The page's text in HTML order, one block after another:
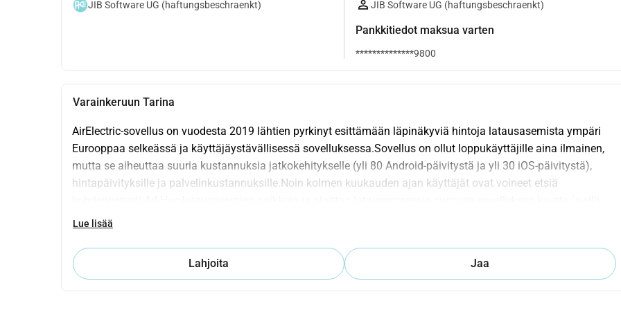
JIB Software UG (haftungsbeschraenkt) JIB Software UG (haftungsbeschraenkt)
Pankkitiedot maksua varten
**************9800
Varainkeruun Tarina
AirElectric-sovellus on vuodesta 2019 lähtien pyrkinyt esittämään läpinäkyviä hintoja latausasemista ympäri
Eurooppaa selkeässä ja käyttäjäystävällisessä sovelluksessa.Sovellus on ollut loppukäyttäjille aina ilmainen,
mutta se aiheuttaa suuria kustannuksia jatkokehitykselle (yli 80 Android-päivitystä ja yli 30 iOS-päivitystä),
hintapäivityksille ja palvelinkustannuksille.Noin kolmen kuukauden ajan käyttäjät ovat voineet etsiä
missä korttimaksua ei hyväksytä, esim. Edeka tai AC-latausasemilla).Ad-Hoc-hintojen lisäksi sovellus tarjoaa
latausasemat Sovellus näyttää myös edulliset Ad-Hoc-hinnat ja mahdollisuuden suodattaa ja verrata Ad-Hoc-
hintoja tai aloittaa lataus suoraan Ad-Hoc:lla. Reittisuunnittelu Ad-Hoc-suodattimella, mutta myös muita, itse
Lue lisää
Lahjoita Jaa